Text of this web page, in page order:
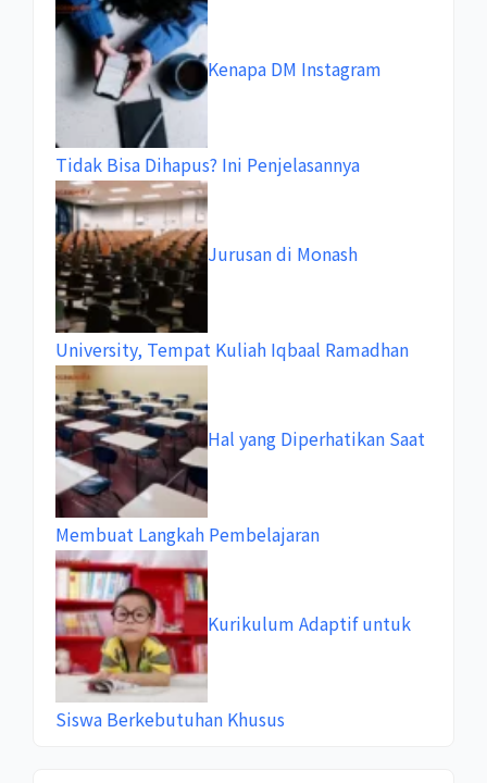
Kenapa DM Instagram
Tidak Bisa Dihapus? Ini Penjelasannya
Jurusan di Monash
University, Tempat Kuliah Iqbaal Ramadhan
Hal yang Diperhatikan Saat
Membuat Langkah Pembelajaran
Kurikulum Adaptif untuk
Siswa Berkebutuhan Khusus